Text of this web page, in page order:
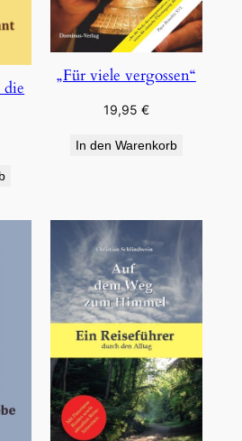
„Für viele vergossen“
19,95 €
In den Warenkorb